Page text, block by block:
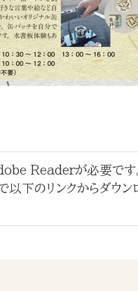
Readerが必要です
下のリンクからダウンロ